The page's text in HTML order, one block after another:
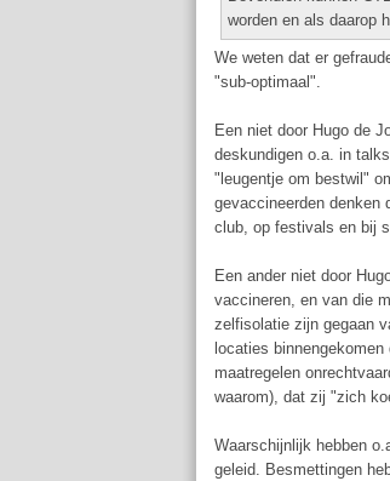
worden en als daarop
We weten dat er
"sub-optimaal".
Een niet door Hugo de
deskundigen o.a. in
"leugentje om bestwil"
gevaccineerden denken
club, op festivals en bij
Een ander niet door
vaccineren, en van die
zelfisolatie zijn gegaan
locaties
maatregelen
waarom), dat zij "zich
Waarschijnlijk hebben
geleid. Besmettingen